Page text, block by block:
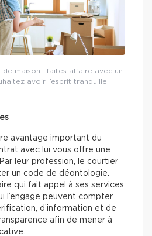
maison : faites affaire avec un
avoir l’esprit tranquille !
avantage important du
avec lui vous offre une
leur profession, le courtier
un code de déontologie.
qui fait appel à ses services
l’engage peuvent compter
d’information et de
afin de mener à